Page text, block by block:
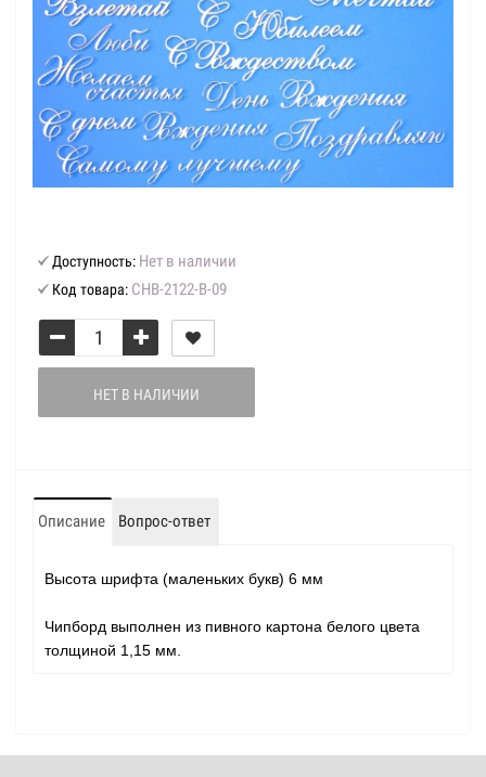
Доступность: Нет в наличии
Код товара: CHB-2122-В-09
НЕТ В НАЛИЧИИ
Описание Вопрос-ответ
Высота шрифта (маленьких букв) 6 мм
Чипборд выполнен из пивного картона белого цвета
толщиной 1,15 мм.